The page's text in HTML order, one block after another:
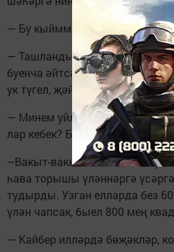
— Бу кыйммәткә төшәме?
— Ташландык урыннар төрле,
буенча әйтсәм, 250-300 мең
ук түгел, җәй буе чис­тартырга
— Минем уйлавымча, шә­һәр­дә
лар кебек? Бу шулай түгелме?
–Вакыт-вакыт без аны
һава торышы үләннәргә
тудырды. Узган елларда без
үлән чапсак, быел 800 мең
— Кайбер илләрдә бөҗәк­ләр,